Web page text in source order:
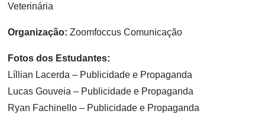
Veterinária
Organização: Zoomfoccus Comunicação
Fotos dos Estudantes:
Líllian Lacerda – Publicidade e Propaganda
Lucas Gouveia – Publicidade e Propaganda
Ryan Fachinello – Publicidade e Propaganda